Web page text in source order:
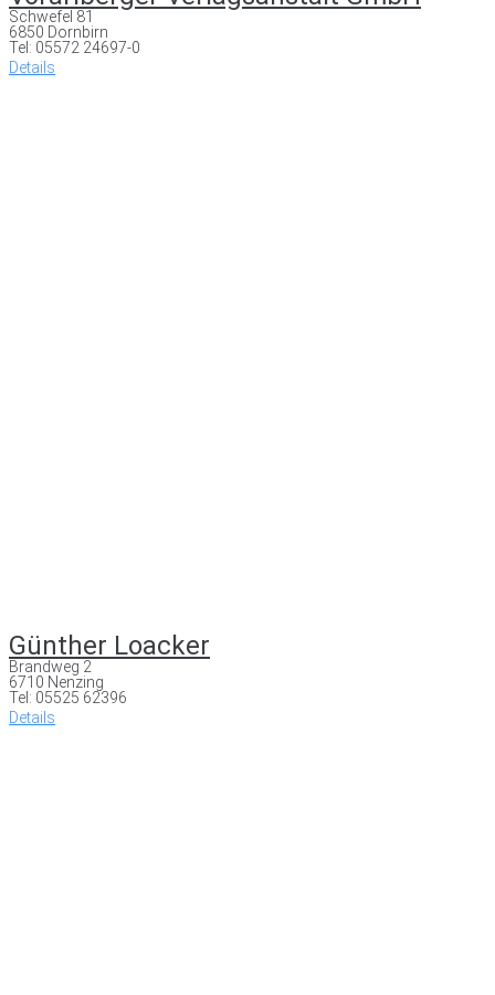
Schwefel 81
6850 Dornbirn
Tel: 05572 24697-0
Details
Günther Loacker
Brandweg 2
6710 Nenzing
Tel: 05525 62396
Details